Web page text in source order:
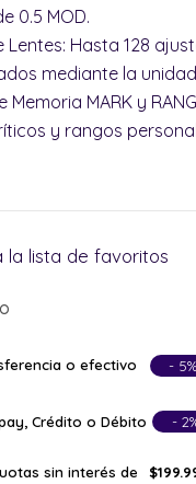
0.5 MOD.
Lentes: Hasta 128
mediante la
Memoria MARK y
y rangos
la lista de favoritos
o efectivo - 5%
Crédito o Débito -
sin interés de